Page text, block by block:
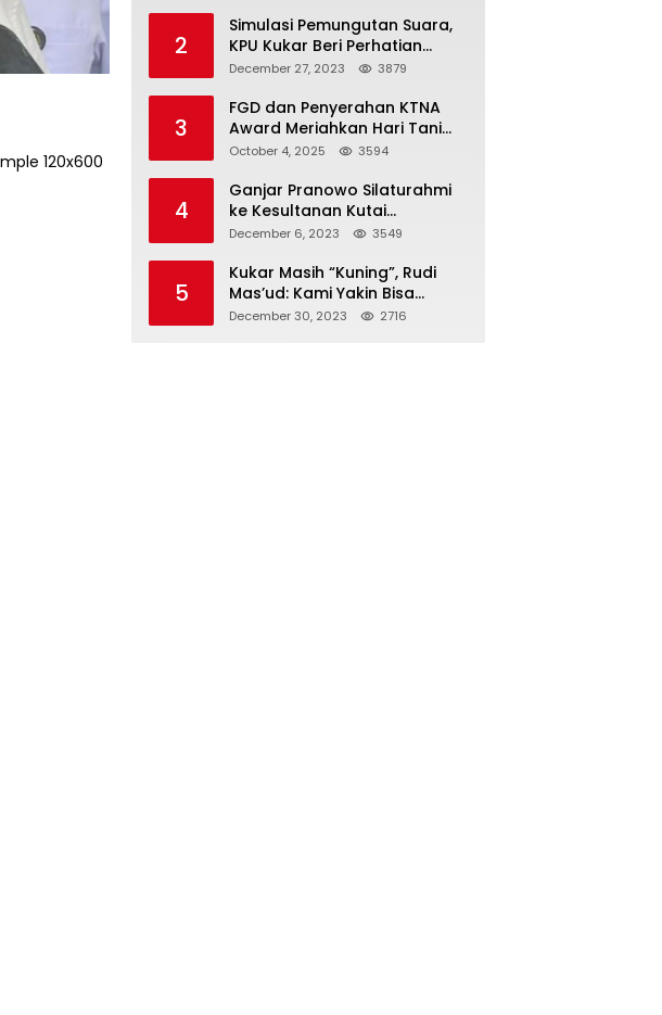
2
Simulasi Pemungutan Suara,
KPU Kukar Beri Perhatian
Penyandang Disabilitas
December 27, 2023 3879
3
FGD dan Penyerahan KTNA
Award Meriahkan Hari Tani
Nasional di Kukar
October 4, 2025 3594
4
Ganjar Pranowo Silaturahmi
ke Kesultanan Kutai
Kartanegara
December 6, 2023 3549
5
Kukar Masih “Kuning”, Rudi
Mas’ud: Kami Yakin Bisa
Menang di Pemilu 2024
December 30, 2023 2716